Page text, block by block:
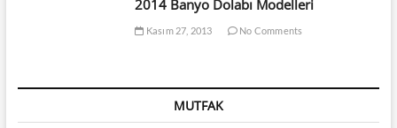
2014 Banyo Dolabı Modelleri
Kasım 27, 2013 No Comments
MUTFAK